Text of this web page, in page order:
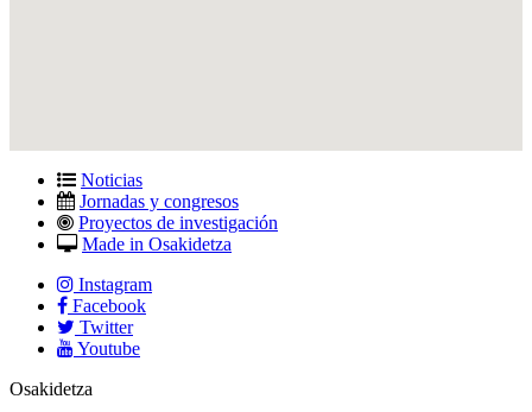
Noticias
Jornadas y congresos
Proyectos de investigación
Made in Osakidetza
Instagram
Facebook
Twitter
Youtube
Osakidetza